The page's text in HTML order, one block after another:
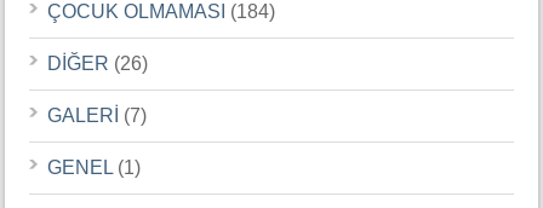
ÇOCUK OLMAMASI (184)
DİĞER (26)
GALERİ (7)
GENEL (1)